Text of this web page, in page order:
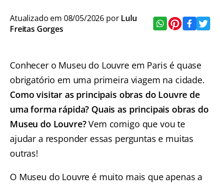
Atualizado em 08/05/2026 porLulu
Freitas Gorges
Conhecer o Museu do Louvre em Paris é quase
obrigatório em uma primeira viagem na cidade.
Como visitar as principais obras do Louvre de
uma forma rápida? Quais as principais obras do
Museu do Louvre?Vem comigo que vou te
ajudar a responder essas perguntas e muitas
outras!
O Museu do Louvre é muito mais que apenas a